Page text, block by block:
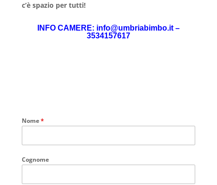
c’è spazio per tutti!
INFO CAMERE: info@umbriabimbo.it –
3534157617
Nome*
Cognome